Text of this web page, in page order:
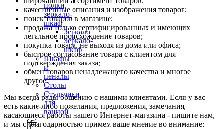
полки,
зеркало-
шкаф
Зеркало
Зеркало-
шкаф
Шкафы
и
пеналы
Столы
Стульчики
для
ванной
качественные описания и изображения товаров;
поиск товаров в магазине;
продажа только сертифицированных и имеющих
легальное происхождение товаров;
покупка товара, не выходя из дома или офиса;
быстрое согласование товара с клиентом для
подтверждения заказа;
обмен товаров ненадлежащего качества и многое
другое.
Мы всегда рады общению с нашими клиентами. Если у вас
есть какие-либо пожелания, предложения, замечания,
касающиеся работы нашего Интернет-магазина - пишите нам,
и мы с благодарностью примем ваше мнение во внимание: